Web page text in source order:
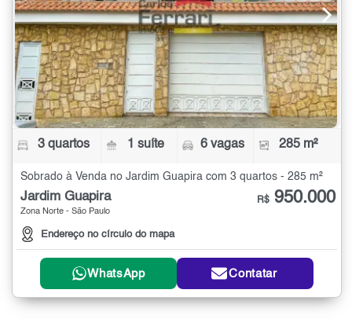
3 quartos 1 suíte 6 vagas 285 m²
Sobrado à Venda no Jardim Guapira com 3 quartos - 285 m²
Jardim Guapira
Zona Norte - São Paulo
Endereço no círculo do mapa
R$ 950.000
WhatsApp Contatar